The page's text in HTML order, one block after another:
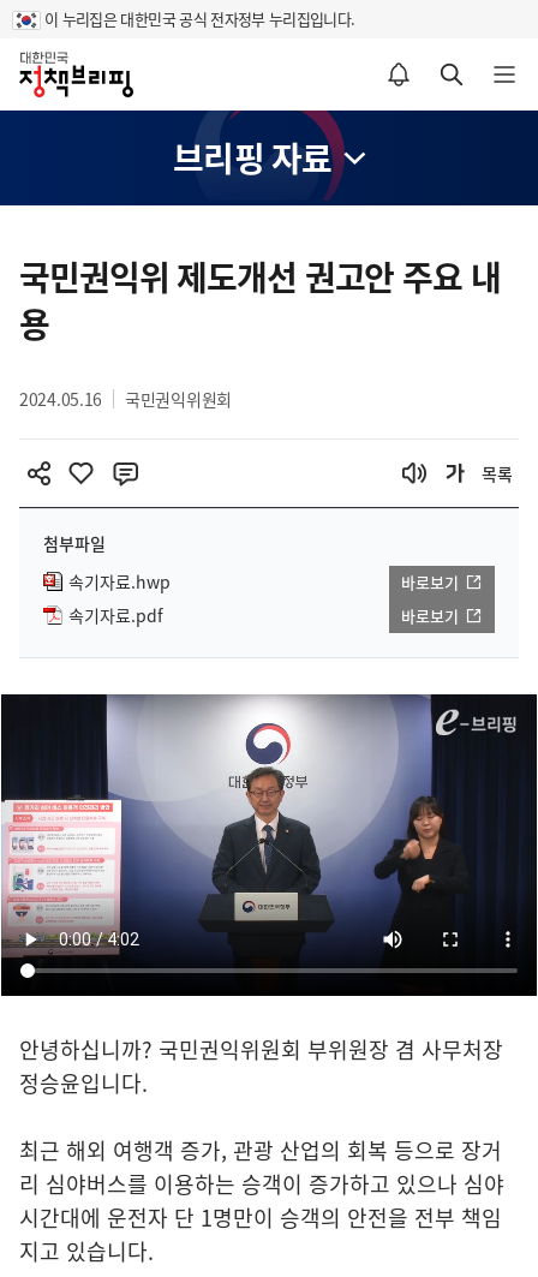
이 누리집은 대한민국 공식 전자정부 누리집입니다.
홈
알림설정 바로가기 검색 바로가기 메뉴 열기
브리핑 자료
텐
츠
영
국민권익위 제도개선 권고안 주요 내
용
2024.05.16 국민권익위원회
목록
첨부파일
속기자료.hwp
바로보기
속기자료.pdf 바로보기
안녕하십니까? 국민권익위원회 부위원장 겸 사무처장
정승윤입니다.
최근 해외 여행객 증가, 관광 산업의 회복 등으로 장거
리 심야버스를 이용하는 승객이 증가하고 있으나 심야
시간대에 운전자 단 1명만이 승객의 안전을 전부 책임
지고 있습니다.